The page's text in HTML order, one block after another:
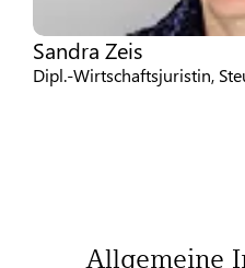
Sandra Zeis
Dipl.-Wirtschaftsjuristin,
Allgemeine